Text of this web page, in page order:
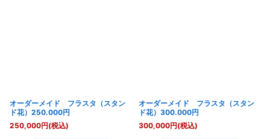
オーダーメイド フラスタ（スタン
ド花）250.000円
250,000円(税込)
オーダーメイド フラスタ（スタン
ド花）300.000円
300,000円(税込)